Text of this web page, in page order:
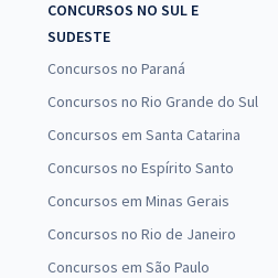
CONCURSOS NO SUL E
SUDESTE
Concursos no Paraná
Concursos no Rio Grande do Sul
Concursos em Santa Catarina
Concursos no Espírito Santo
Concursos em Minas Gerais
Concursos no Rio de Janeiro
Concursos em São Paulo